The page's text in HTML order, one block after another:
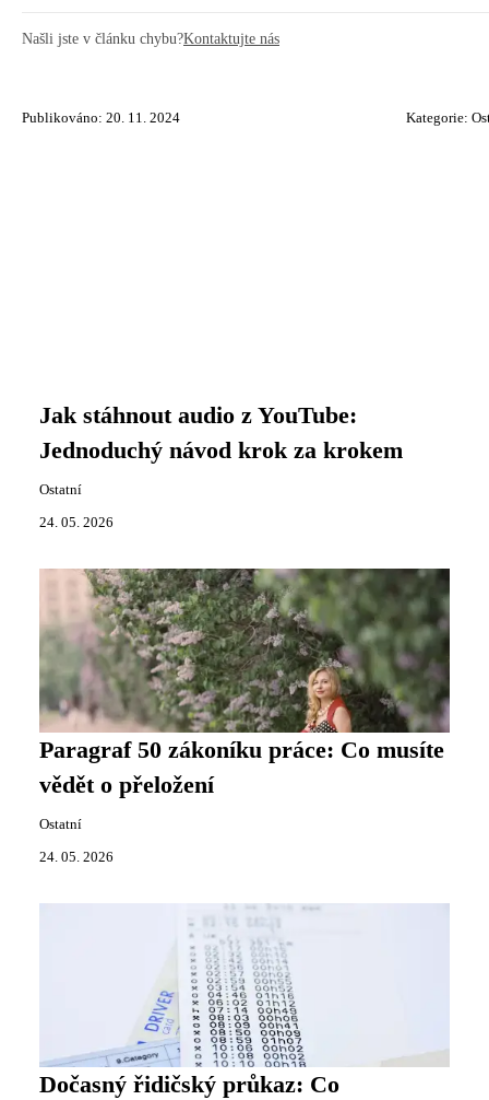
Našli jste v článku chybu?Kontaktujte nás
Publikováno: 20. 11. 2024 Kategorie:
Jak stáhnout audio z YouTube:
Jednoduchý návod krok za krokem
Ostatní
24. 05. 2026
Paragraf 50 zákoníku práce: Co musíte
vědět o přeložení
Ostatní
24. 05. 2026
Dočasný řidičský průkaz: Co